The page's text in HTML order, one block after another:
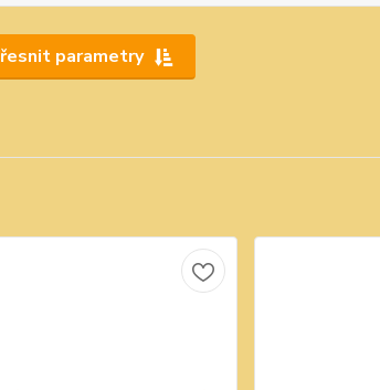
parametry